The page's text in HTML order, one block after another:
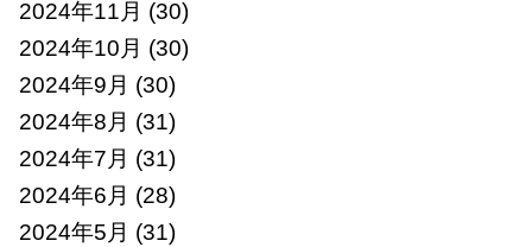
2024年11月 (30)
2024年10月 (30)
2024年9月 (30)
2024年8月 (31)
2024年7月 (31)
2024年6月 (28)
2024年5月 (31)